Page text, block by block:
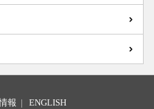
報 | ENGLISH